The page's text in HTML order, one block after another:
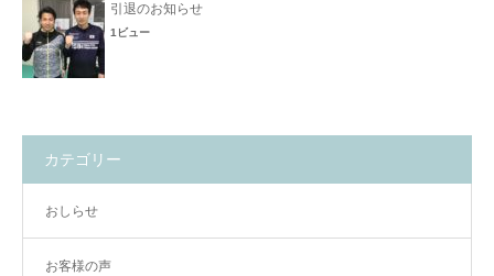
引退のお知らせ
1ビュー
カテゴリー
おしらせ
お客様の声